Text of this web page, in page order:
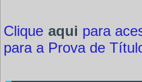
Clique aqui para
para a Prova de